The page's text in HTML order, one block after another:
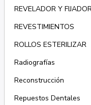
REVELADOR Y
REVESTIMIENTOS
ROLLOS ESTERILIZAR
Radiografías
Reconstrucción
Repuestos Dentales